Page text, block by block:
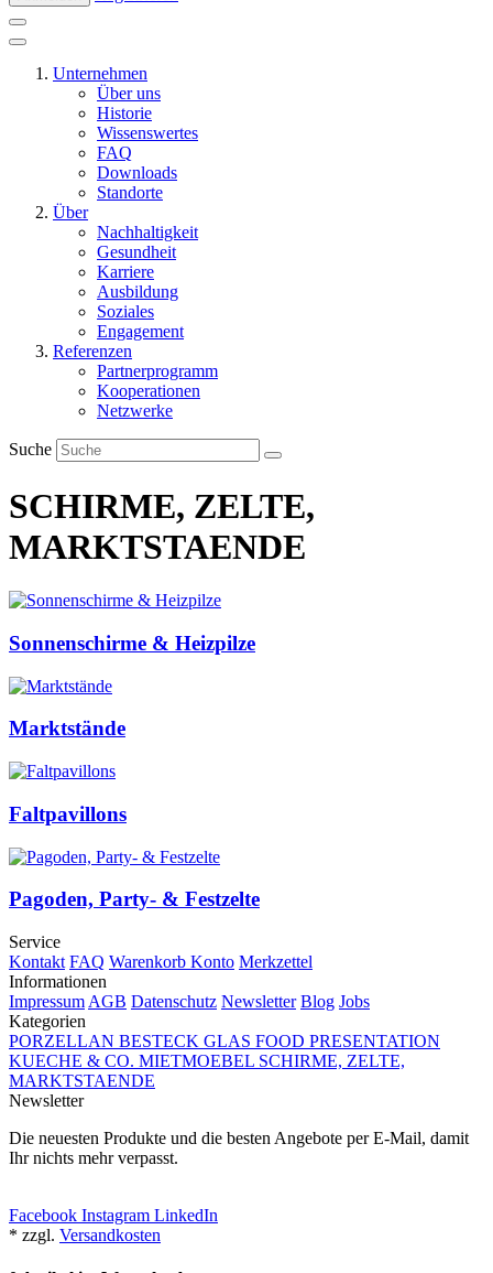
Unternehmen
Über uns
Historie
Wissenswertes
FAQ
Downloads
Standorte
Über
Nachhaltigkeit
Gesundheit
Karriere
Ausbildung
Soziales
Engagement
Referenzen
Partnerprogramm
Kooperationen
Netzwerke
Suche
SCHIRME, ZELTE,
MARKTSTAENDE
Sonnenschirme & Heizpilze
Marktstände
Faltpavillons
Pagoden, Party- & Festzelte
Service
Kontakt FAQ Warenkorb Konto Merkzettel
Informationen
Impressum AGB Datenschutz Newsletter Blog Jobs
Kategorien
PORZELLAN BESTECK GLAS FOOD PRESENTATION
KUECHE & CO. MIETMOEBEL SCHIRME, ZELTE,
MARKTSTAENDE
Newsletter
Die neuesten Produkte und die besten Angebote per E-Mail, damit
Ihr nichts mehr verpasst.
Facebook Instagram LinkedIn
* zzgl. Versandkosten